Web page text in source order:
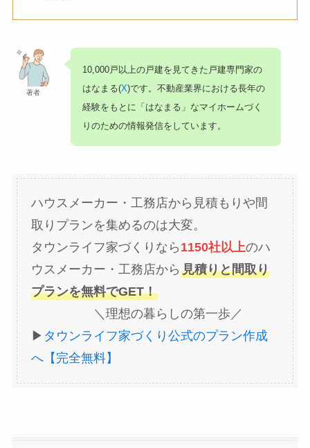
著者
10,000戸以上の戸建を見てきた戸建専門家の
はなまる(X)です。不動産業界における長年の
経験をもとに「はなまる」なマイホームづく
りのための情報発信をしています。
ハウスメーカー・工務店から見積もりや間
取りプランを集めるのは大変。
タウンライフ家づくりなら 1150社以上のハ
ウスメーカー・工務店から 見積りと間取り
プランを無料でGET！
＼理想の暮らしの第一歩／
▶︎ タウンライフ家づくり公式のプラン作成
へ【完全無料】